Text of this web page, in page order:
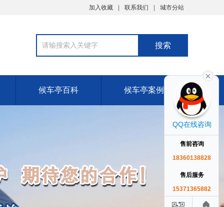
加入收藏 联系我们 城市分站
候车亭百科 候车亭案例
QQ在线咨询
售前咨询
18360138828
售后服务
15371365882